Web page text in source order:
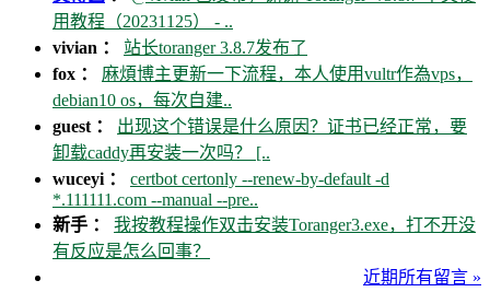
用教程（20231125） - ..
vivian ： 站长toranger 3.8.7发布了
fox ： 麻煩博主更新一下流程，本人使用vultr作為vps，
debian10 os，每次自建..
guest ： 出现这个错误是什么原因？证书已经正常，要
卸载caddy再安装一次吗？ [..
wuceyi ： certbot certonly --renew-by-default -d
*.111111.com --manual --pre..
新手 ： 我按教程操作双击安装Toranger3.exe，打不开没
有反应是怎么回事？
近期所有留言 »